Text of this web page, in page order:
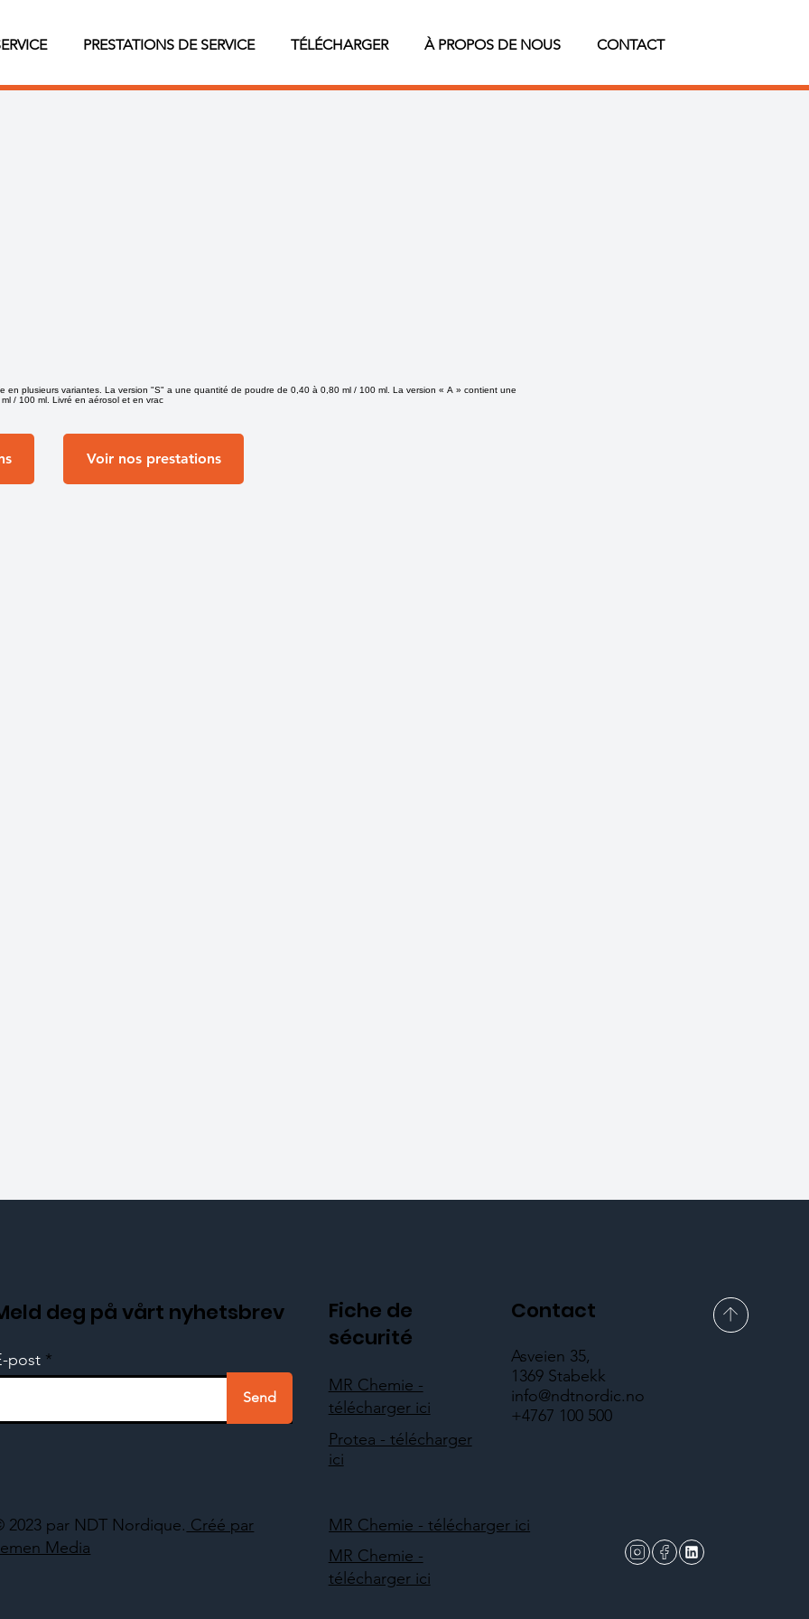
PRESTATIONS DE SERVICE TÉLÉCHARGER À PROPOS DE NOUS CONTACT
en plusieurs variantes. La version "S" a une quantité de poudre de 0,40 à 0,80 ml / 100 ml. La version « A » contient une
/ 100 ml. Livré en aérosol et en vrac
Voir nos prestations
Fiche de
sécurité
MR Chemie -
télécharger ici
Protea - télécharger
ici
Contact
Asveien 35,
1369 Stabekk
info@ndtnordic.no
+4767 100 500
2023 par NDT Nordique. Créé par
Media
deg på vårt nyhetsbrev
post
Send
MR Chemie - télécharger ici
MR Chemie -
télécharger ici